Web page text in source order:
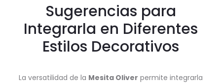
Sugerencias para
Integrarla en Diferentes
Estilos Decorativos
La versatilidad de la Mesita Oliver permite integrarla